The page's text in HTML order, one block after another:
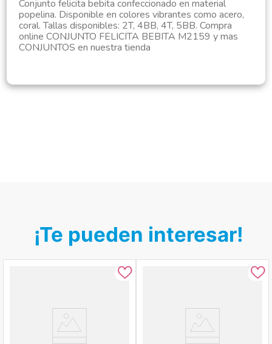
Conjunto felicita bebita confeccionado en material
popelina. Disponible en colores vibrantes como acero,
coral. Tallas disponibles: 2T, 4BB, 4T, 5BB. Compra
online CONJUNTO FELICITA BEBITA M2159 y mas
CONJUNTOS en nuestra tienda
¡Te pueden interesar!